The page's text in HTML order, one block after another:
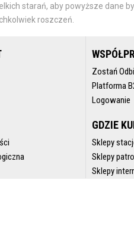
starań, aby powyższe dane
roszczeń.
Zostań
Platforma
Logowanie
GDZIE
Sklepy
Sklepy
Sklepy